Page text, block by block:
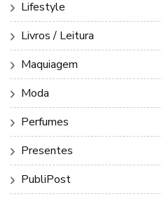
Lifestyle
Livros / Leitura
Maquiagem
Moda
Perfumes
Presentes
PubliPost